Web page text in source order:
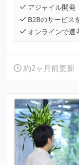
アジャイル開発
B2Bのサービス
オンラインで選
約2ヶ月前更新